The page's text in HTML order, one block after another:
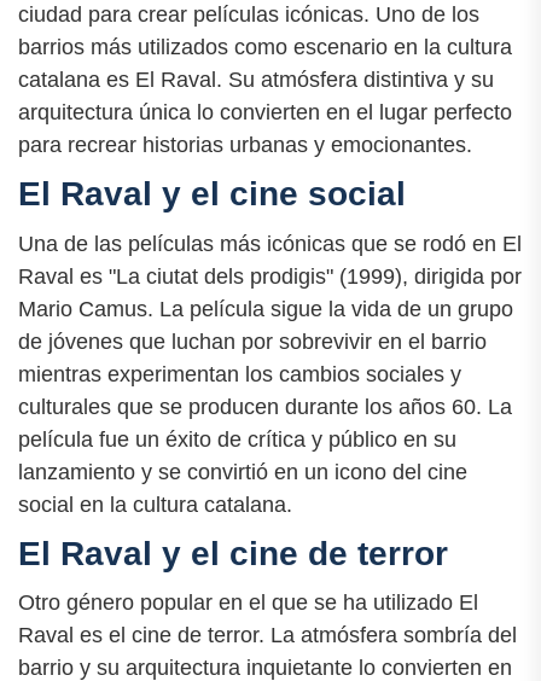
ciudad para crear películas icónicas. Uno de los
barrios más utilizados como escenario en la cultura
catalana es El Raval. Su atmósfera distintiva y su
arquitectura única lo convierten en el lugar perfecto
para recrear historias urbanas y emocionantes.
El Raval y el cine social
Una de las películas más icónicas que se rodó en El
Raval es "La ciutat dels prodigis" (1999), dirigida por
Mario Camus. La película sigue la vida de un grupo
de jóvenes que luchan por sobrevivir en el barrio
mientras experimentan los cambios sociales y
culturales que se producen durante los años 60. La
película fue un éxito de crítica y público en su
lanzamiento y se convirtió en un icono del cine
social en la cultura catalana.
El Raval y el cine de terror
Otro género popular en el que se ha utilizado El
Raval es el cine de terror. La atmósfera sombría del
barrio y su arquitectura inquietante lo convierten en